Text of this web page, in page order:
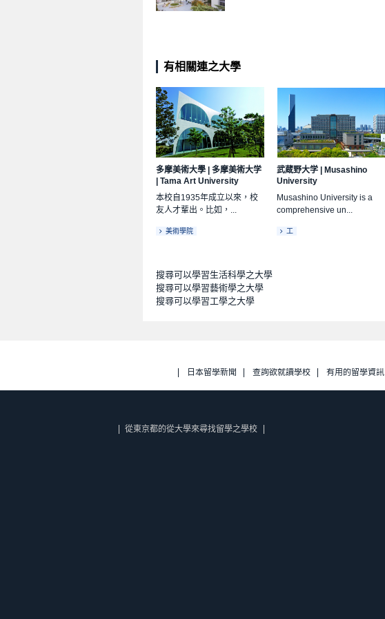
有相關連之大學
多摩美術大學
多摩美術大学
Tama Art University
本校自1935年成立以來，校
友人才輩出。比如，...
美術學院
武蔵野大学
Musashino
University
Musashino University is a
comprehensive un...
工
搜尋可以學習生活科學之大學
搜尋可以學習藝術學之大學
搜尋可以學習工學之大學
日本留學新聞 查詢欲就讀學校 有用的留學資訊
從東京都的從大學來尋找留學之學校